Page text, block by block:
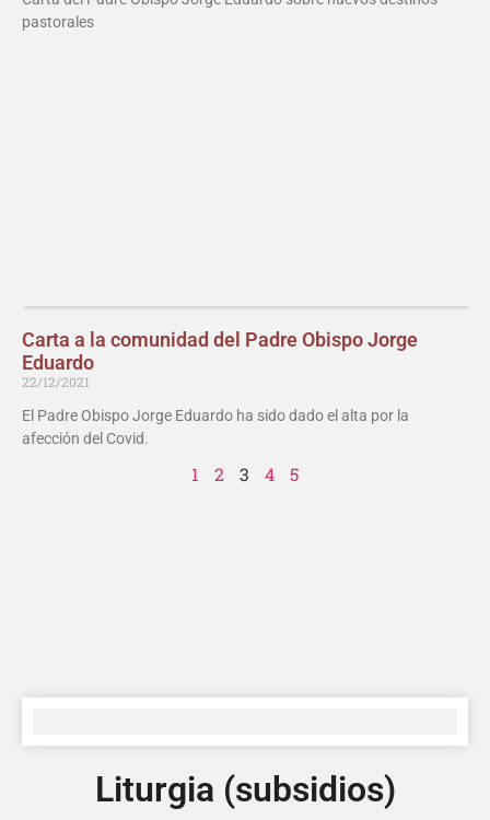
pastorales
Carta a la comunidad del Padre Obispo Jorge
Eduardo
22/12/2021
El Padre Obispo Jorge Eduardo ha sido dado el alta por la
afección del Covid.
1 2 3 4 5
Liturgia (subsidios)